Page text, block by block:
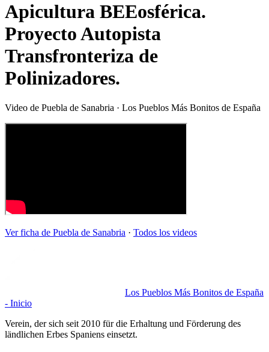
Apicultura BEEosférica.
Proyecto Autopista
Transfronteriza de
Polinizadores.
Video de Puebla de Sanabria · Los Pueblos Más Bonitos de España
Ver ficha de Puebla de Sanabria · Todos los videos
Los Pueblos Más Bonitos de España
- Inicio
Verein, der sich seit 2010 für die Erhaltung und Förderung des
ländlichen Erbes Spaniens einsetzt.